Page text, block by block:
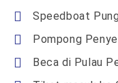
Speedboat
Pompong
Beca di Pulau